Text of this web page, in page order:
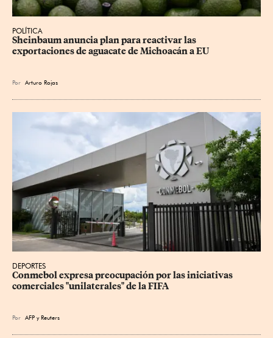
POLÍTICA
Sheinbaum anuncia plan para reactivar las
exportaciones de aguacate de Michoacán a EU
Por Arturo Rojas
DEPORTES
Conmebol expresa preocupación por las iniciativas
comerciales "unilaterales" de la FIFA
Por AFP yReuters